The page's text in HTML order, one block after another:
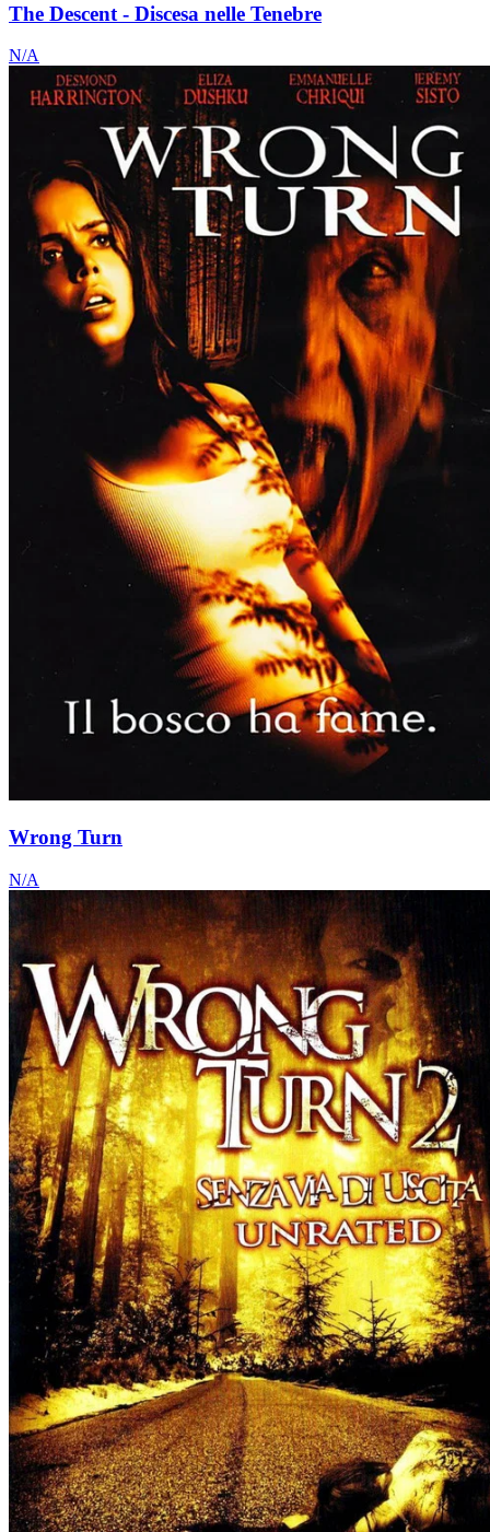
The Descent - Discesa nelle Tenebre
N/A
Wrong Turn
N/A